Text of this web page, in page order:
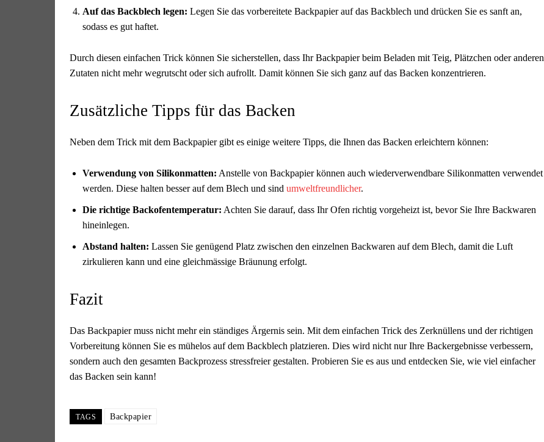
Auf das Backblech legen: Legen Sie das vorbereitete Backpapier auf das Backblech und drücken Sie es sanft an,
sodass es gut haftet.
Durch diesen einfachen Trick können Sie sicherstellen, dass Ihr Backpapier beim Beladen mit Teig, Plätzchen oder anderen
Zutaten nicht mehr wegrutscht oder sich aufrollt. Damit können Sie sich ganz auf das Backen konzentrieren.
Zusätzliche Tipps für das Backen
Neben dem Trick mit dem Backpapier gibt es einige weitere Tipps, die Ihnen das Backen erleichtern können:
Verwendung von Silikonmatten: Anstelle von Backpapier können auch wiederverwendbare Silikonmatten verwendet
werden. Diese halten besser auf dem Blech und sind umweltfreundlicher.
Die richtige Backofentemperatur: Achten Sie darauf, dass Ihr Ofen richtig vorgeheizt ist, bevor Sie Ihre Backwaren
hineinlegen.
Abstand halten: Lassen Sie genügend Platz zwischen den einzelnen Backwaren auf dem Blech, damit die Luft
zirkulieren kann und eine gleichmässige Bräunung erfolgt.
Fazit
Das Backpapier muss nicht mehr ein ständiges Ärgernis sein. Mit dem einfachen Trick des Zerknüllens und der richtigen
Vorbereitung können Sie es mühelos auf dem Backblech platzieren. Dies wird nicht nur Ihre Backergebnisse verbessern,
sondern auch den gesamten Backprozess stressfreier gestalten. Probieren Sie es aus und entdecken Sie, wie viel einfacher
das Backen sein kann!
TAGS Backpapier